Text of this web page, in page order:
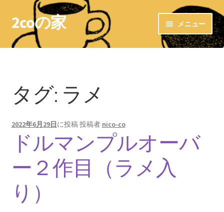
ナ
ビ
ゲ
ン
へ
キ
コ
ン
テ
ス
キ
プ
2coの家 メニュー
ホーム
お気に入りショップ
＊布ナプキン＊
布ナプキン〜洗濯方法〜
布ライナー
＊＊ 防水ホルダー ＊＊
タグ: ラメ
2022年6月29日 に投稿投稿者 nico-co
ドルマンプルオーバ
ー２作目（ラメ入
り）